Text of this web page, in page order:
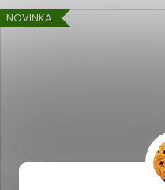
NOVINKA